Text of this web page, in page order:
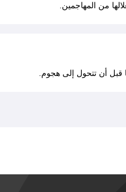
من المهاجمين.
قبل أن تتحول إلى هجوم.